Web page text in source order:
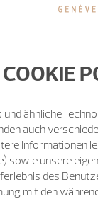
COOKIE
ähnliche
auch
Informationen
) sowie unsere
des
mit den